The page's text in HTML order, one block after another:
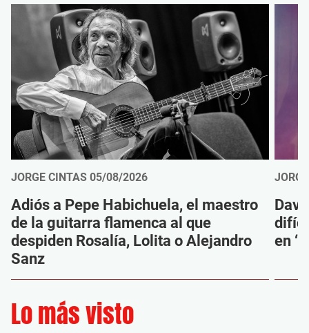
JORGE CINTAS 05/08/2026
Adiós a Pepe Habichuela, el maestro
de la guitarra flamenca al que
despiden Rosalía, Lolita o Alejandro
Sanz
en
Lo más visto